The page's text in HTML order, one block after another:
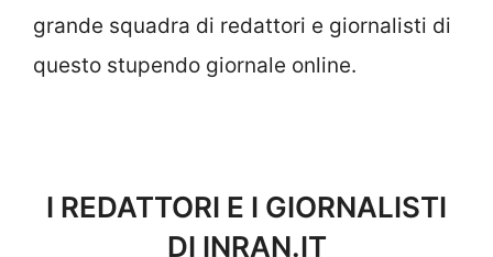
grande squadra di redattori e giornalisti di
questo stupendo giornale online.
I REDATTORI E I GIORNALISTI
DI INRAN.IT